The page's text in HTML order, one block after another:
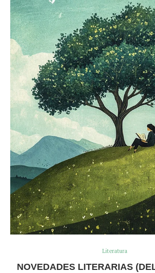
Literatura
NOVEDADES LITERARIAS